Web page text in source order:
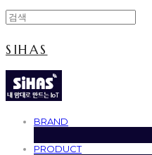
SIHAS
BRAND
PRODUCT